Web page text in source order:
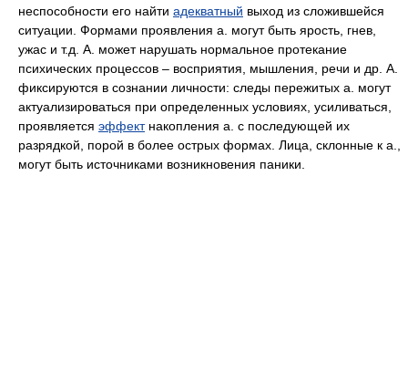
неспособности его найти адекватный выход из сложившейся
ситуации. Формами проявления а. могут быть ярость, гнев,
ужас и т.д. А. может нарушать нормальное протекание
психических процессов – восприятия, мышления, речи и др. А.
фиксируются в сознании личности: следы пережитых а. могут
актуализироваться при определенных условиях, усиливаться,
проявляется эффектнакопления а. с последующей их
разрядкой, порой в более острых формах. Лица, склонные к а.,
могут быть источниками возникновения паники.